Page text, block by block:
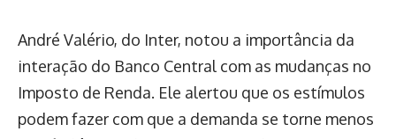
André Valério, do Inter, notou a importância da
interação do Banco Central com as mudanças no
Imposto de Renda. Ele alertou que os estímulos
podem fazer com que a demanda se torne menos